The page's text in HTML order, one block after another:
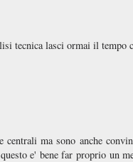
tecnica lasci ormai il tempo
ma sono anche
e' bene far proprio un